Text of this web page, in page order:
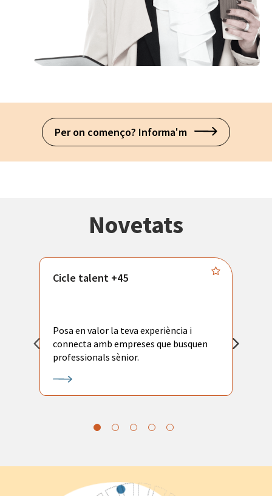
Per on començo? Informa'm
Novetats
Cicle talent +45
Posa en valor la teva experiència i
connecta amb empreses que busquen
professionals sènior.